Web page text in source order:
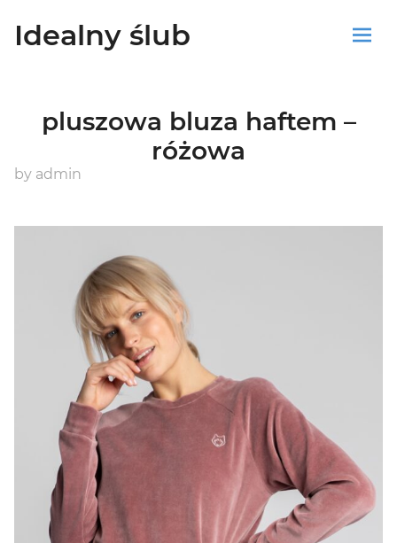
Idealny ślub
Blog
Koszyk
pluszowa bluza haftem –
różowa
by admin